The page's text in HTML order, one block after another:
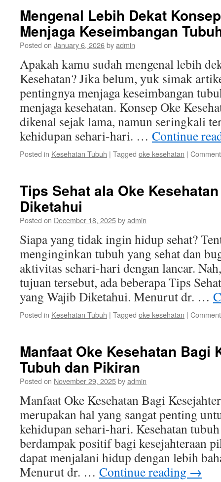
Mengenal Lebih Dekat
Menjaga Keseimbangan
Posted on January 6, 2026byadmin
Apakah kamu sudah mengenal lebih
Kesehatan? Jika belum, yuk simak
pentingnya menjaga keseimbangan
menjaga kesehatan. Konsep Oke
dikenal sejak lama, namun seringkali
kehidupan sehari-hari. … Continue
Posted in Kesehatan Tubuh | Tagged oke kesehatan |
Tips Sehat ala Oke
Diketahui
Posted on December 18, 2025byadmin
Siapa yang tidak ingin hidup sehat?
menginginkan tubuh yang sehat dan
aktivitas sehari-hari dengan lancar.
tujuan tersebut, ada beberapa Tips
yang Wajib Diketahui. Menurut dr. …
Posted in Kesehatan Tubuh | Tagged oke kesehatan |
Manfaat Oke Kesehatan Bagi
Tubuh dan Pikiran
Posted on November 29, 2025byadmin
Manfaat Oke Kesehatan Bagi
merupakan hal yang sangat penting
kehidupan sehari-hari. Kesehatan
berdampak positif bagi kesejahteraan
dapat menjalani hidup dengan lebih
Menurut dr. … Continue reading →